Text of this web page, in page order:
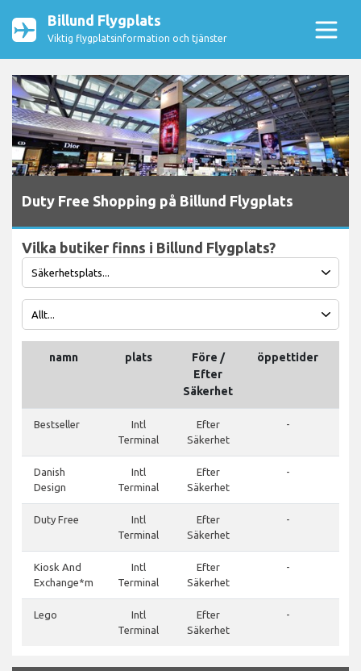
Billund Flygplats
Viktig flygplatsinformation och tjänster
Duty Free Shopping på Billund Flygplats
Vilka butiker finns i Billund Flygplats?
namn plats
Före /
Efter
Säkerhet
öppettider
Bestseller
Intl
Terminal
Efter
Säkerhet
-
Danish
Design
Intl
Terminal
Efter
Säkerhet
-
Duty Free
Intl
Terminal
Efter
Säkerhet
-
Kiosk And
Exchange*m
Intl
Terminal
Efter
Säkerhet
-
Lego
Intl
Terminal
Efter
Säkerhet
-